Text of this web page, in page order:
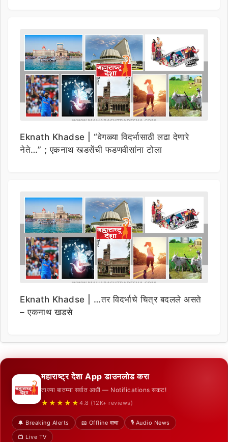
Eknath Khadse | “वेगळ्या विदर्भासाठी लढा देणारे
नेते…” ; एकनाथ खडसेंची फडणवीसांना टोला
Eknath Khadse | …तर विदर्भाचे चित्र बदलले असते
– एकनाथ खडसे
महाराष्ट्र देशा App डाउनलोड करा
ताज्या बातम्या सर्वात आधी — Notifications सकट!
★★★★★ 4.8 (12K+ reviews)
🔔 Breaking Alerts 📖 Offline वाचा
🎙️ Audio News
📺 Live TV